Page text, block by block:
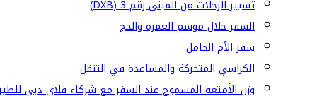
تسيير الرحلات من المبنى رقم 3 (DXB)
السفر خلال موسم العمرة والحج
سفر الأم الحامل
الكراسي المتحركة والمساعدة في التنقل
وزن الأمتعة المسموح عند السفر مع شركاء فلاي دبي